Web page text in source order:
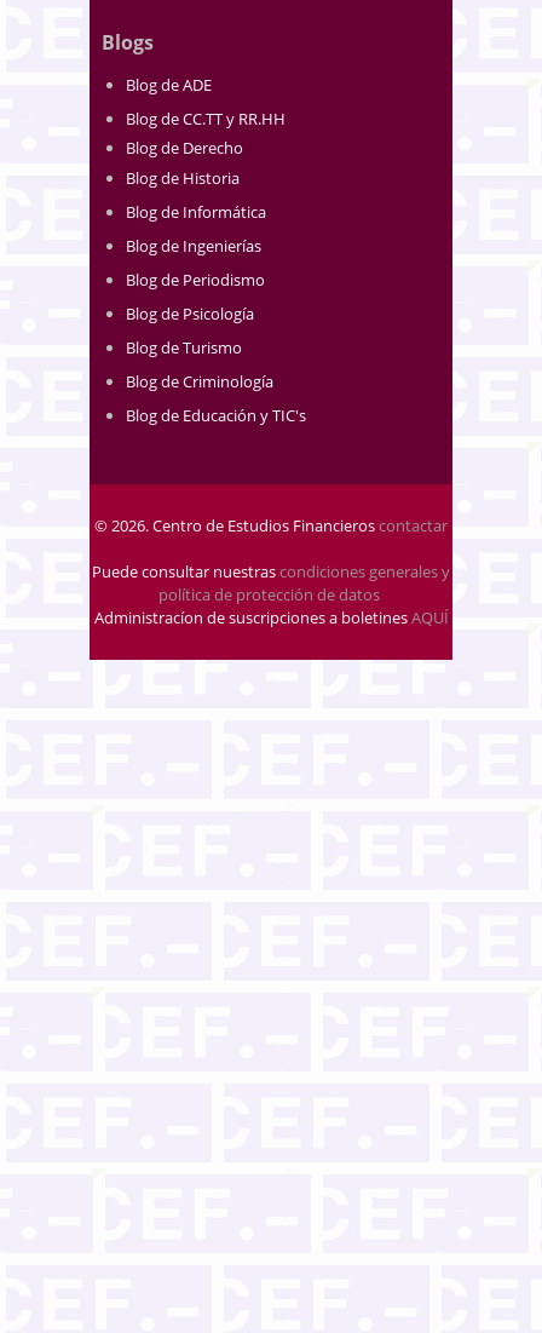
Blogs
Blog de ADE
Blog de CC.TT y RR.HH
Blog de Derecho
Blog de Historia
Blog de Informática
Blog de Ingenierías
Blog de Periodismo
Blog de Psicología
Blog de Turismo
Blog de Criminología
Blog de Educación y TIC's
© 2026. Centro de Estudios Financieroscontactar
Puede consultar nuestrascondiciones generales y
política de protección de datos
Administracíon de suscripciones a boletinesAQUÍ